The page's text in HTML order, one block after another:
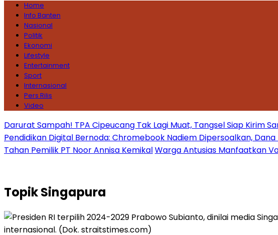
Home
Info Banten
Nasional
Politik
Ekonomi
Lifestyle
Entertainment
Sport
Internasional
Pers Rilis
Video
Darurat Sampah! TPA Cipeucang Tak Lagi Muat, Tangsel Siap Kirim
Pendidikan Digital Bernoda: Chromebook Nadiem Dipersoalkan, Dana
Tahan Pemilik PT Noor Annisa KemikalWarga Antusias Manfaatkan
TopikSingapura